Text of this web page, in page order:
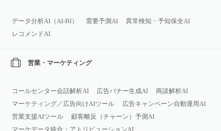
データ分析AI（AI‑BI） 需要予測AI
異常検知・予知保全AI
レコメンドAI
営業・マーケティング
コールセンター会話解析AI 広告バナー生成AI
商談解析AI
マーケティング／広告向けAIツール
広告キャンペーン自動運用AI
営業支援AIツール
顧客離反（チャーン）予測AI
マーケデータ統合・アトリビューションAI